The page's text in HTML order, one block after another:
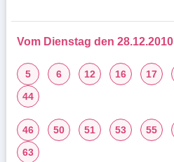
Vom Dienstag den 28.12.2010
5 6 12 16 17
44
46 50 51 53 55
63